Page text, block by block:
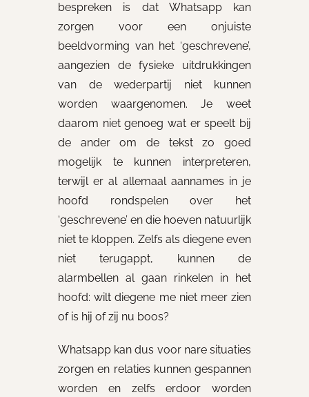
bespreken is dat Whatsapp kan
zorgen voor een onjuiste
beeldvorming van het ‘geschrevene’,
aangezien de fysieke uitdrukkingen
van de wederpartij niet kunnen
worden waargenomen. Je weet
daarom niet genoeg wat er speelt bij
de ander om de tekst zo goed
mogelijk te kunnen interpreteren,
terwijl er al allemaal aannames in je
hoofd rondspelen over het
‘geschrevene’ en die hoeven natuurlijk
niet te kloppen. Zelfs als diegene even
niet terugappt, kunnen de
alarmbellen al gaan rinkelen in het
hoofd: wilt diegene me niet meer zien
of is hij of zij nu boos?
Whatsapp kan dus voor nare situaties
zorgen en relaties kunnen gespannen
worden en zelfs erdoor worden